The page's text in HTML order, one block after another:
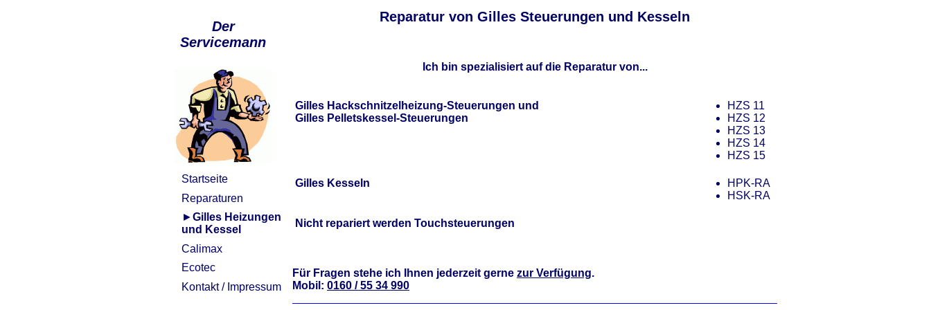
Der
Servicemann
Startseite
Reparaturen
►Gilles Heizungen
und Kessel
Calimax
Ecotec
Kontakt / Impressum
Reparatur von Gilles Steuerungen und Kesseln
Ich bin spezialisiert auf die Reparatur von...
Gilles Hackschnitzelheizung-Steuerungen und
Gilles Pelletskessel-Steuerungen
HZS 11
HZS 12
HZS 13
HZS 14
HZS 15
Gilles Kesseln
HPK-RA
HSK-RA
Nicht repariert werden Touchsteuerungen
Für Fragen stehe ich Ihnen jederzeit gerne zur Verfügung.
Mobil: 0160 / 55 34 990